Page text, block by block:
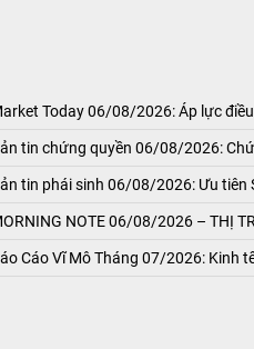
Today 06/08/2026: Áp lực
tin chứng quyền 06/08/2026:
tin phái sinh 06/08/2026: Ưu tiên
NOTE 06/08/2026 – THỊ
Cáo Vĩ Mô Tháng 07/2026: Kinh